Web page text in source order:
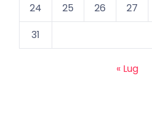
24
25 26 27
31
« Lug